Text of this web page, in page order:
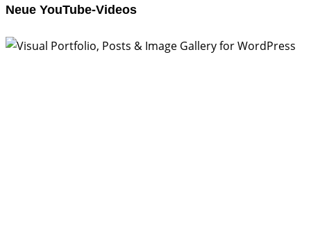
Neue YouTube-Videos